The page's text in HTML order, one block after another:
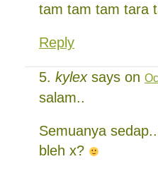
tam tam tam tara
Reply
kylexsays on
salam..
Semuanya
bleh x?